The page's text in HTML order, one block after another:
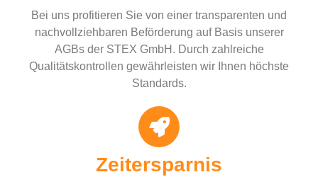
Bei uns profitieren Sie von einer transparenten und
nachvollziehbaren Beförderung auf Basis unserer
AGBs der STEX GmbH. Durch zahlreiche
Qualitätskontrollen gewährleisten wir Ihnen höchste
Standards.
Zeitersparnis